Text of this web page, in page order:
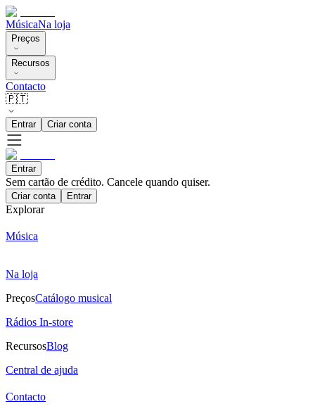
MúsicaNa loja
Preços
Recursos
Contacto
🇵🇹
Entrar Criar conta
Entrar
Sem cartão de crédito. Cancele quando quiser.
Criar conta Entrar
Explorar
Música
Na loja
PreçosCatálogo musical
Rádios In-store
RecursosBlog
Central de ajuda
Contacto